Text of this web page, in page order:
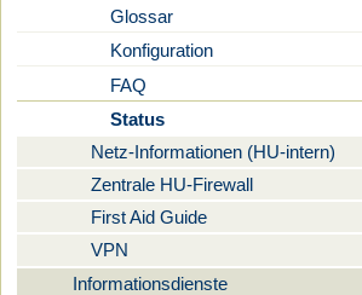
Glossar
Konfiguration
FAQ
Status
Netz-Informationen (HU-intern)
Zentrale HU-Firewall
First Aid Guide
VPN
Informationsdienste